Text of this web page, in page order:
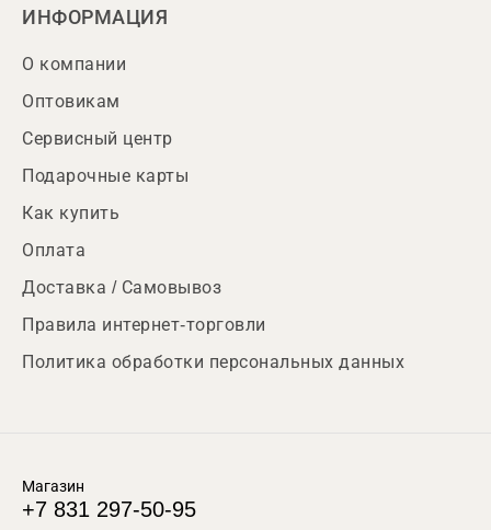
ИНФОРМАЦИЯ
О компании
Оптовикам
Сервисный центр
Подарочные карты
Как купить
Оплата
Доставка / Самовывоз
Правила интернет-торговли
Политика обработки персональных данных
Магазин
+7 831 297-50-95